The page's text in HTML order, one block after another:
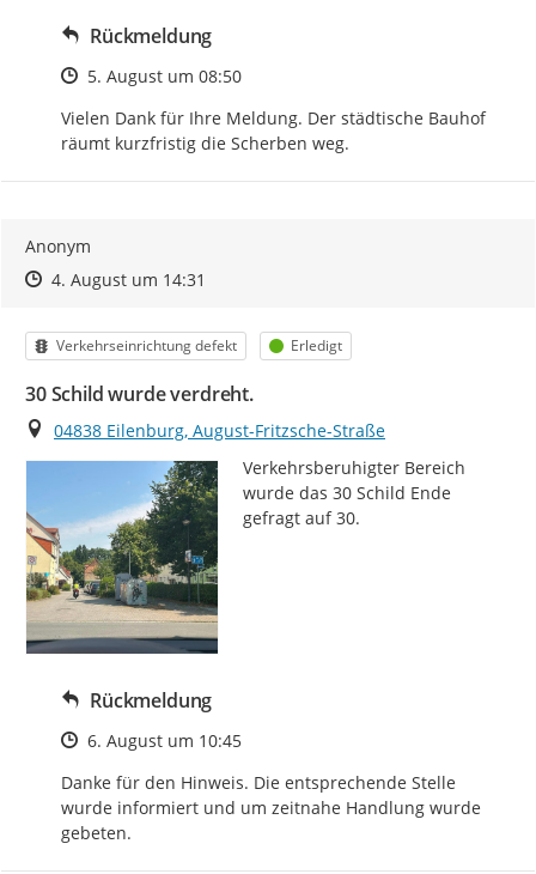
Rückmeldung
Zeitpunkt des Erstellens
5. August um 08:50
Vielen Dank für Ihre Meldung. Der städtische Bauhof
räumt kurzfristig die Scherben weg.
Anonym
Zeitpunkt des Erstellens
Zeitpunkt des Erstellens
4. August um 14:31
Kategorie
Verkehrseinrichtung defekt Status
Erledigt
30 Schild wurde verdreht.
Ort
04838 Eilenburg, August-Fritzsche-Straße
Verkehrsberuhigter Bereich
wurde das 30 Schild Ende
gefragt auf 30.
Rückmeldung
Zeitpunkt des Erstellens
6. August um 10:45
Danke für den Hinweis. Die entsprechende Stelle
wurde informiert und um zeitnahe Handlung wurde
gebeten.